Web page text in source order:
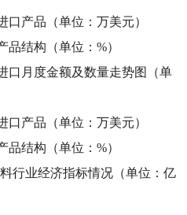
口产品（单位：万美元）
品结构（单位：%）
口月度金额及数量走势图（单
口产品（单位：万美元）
品结构（单位：%）
行业经济指标情况（单位：亿